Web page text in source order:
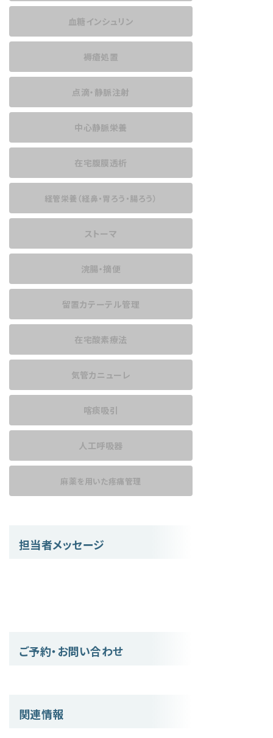
血糖インシュリン
褥瘡処置
点滴・静脈注射
中心静脈栄養
在宅腹膜透析
経管栄養 （経鼻・胃ろう・腸ろう）
ストーマ
浣腸・摘便
留置カテーテル管理
在宅酸素療法
気管カニューレ
喀痰吸引
人工呼吸器
麻薬を用いた疼痛管理
担当者メッセージ
ご予約・お問い合わせ
関連情報